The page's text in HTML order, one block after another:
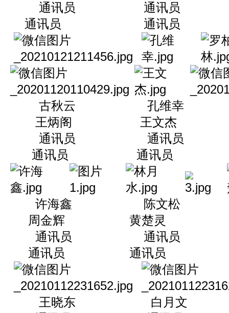
通讯员 通讯
通讯员 通讯员
古秋云 孔维
王炳阁 王文杰
通讯员 通讯
通讯员 通讯员 通
许海鑫 陈文
周金辉 黄楚灵 张
通讯员 通讯
通讯员 通讯员 通
王晓东 白月